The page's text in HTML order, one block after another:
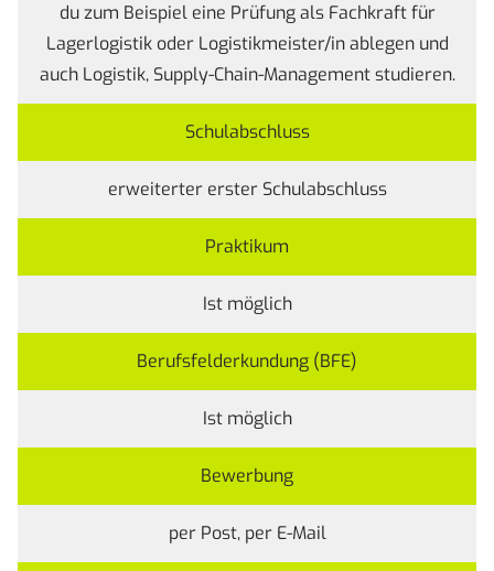
du zum Beispiel eine Prüfung als Fachkraft für
Lagerlogistik oder Logistikmeister/in ablegen und
auch Logistik, Supply-Chain-Management studieren.
Schulabschluss
erweiterter erster Schulabschluss
Praktikum
Ist möglich
Berufsfelderkundung (BFE)
Ist möglich
Bewerbung
per Post, per E-Mail